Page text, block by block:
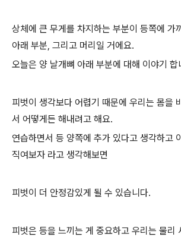
상체에 큰 무게를 차지하는 부분이 등쪽에 가
아래 부분, 그리고 머리일 거에요.
오늘은 양 날개뼈 아래 부분에 대해 이야기 합
피벗이 생각보다 어렵기 때문에 우리는 몸을
서 어떻게든 해내려고 해요.
연습하면서 등 양쪽에 추가 있다고 생각하고
직여보자 라고 생각해보면
피벗이 더 안정감있게 될 수 있습니다.
피벗은 등을 느끼는 게 중요하고 우리는 물리